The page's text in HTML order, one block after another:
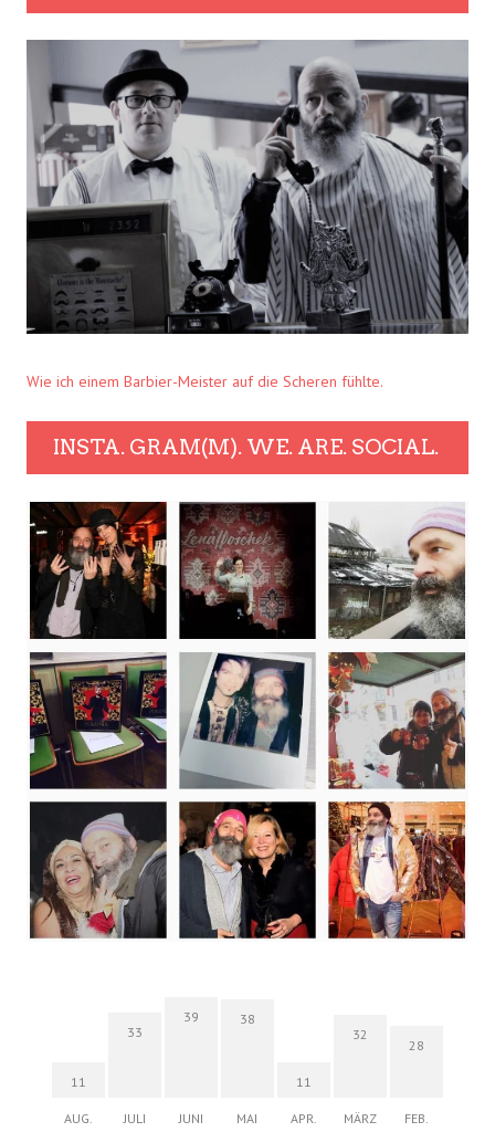
Wie ich einem Barbier-Meister auf die Scheren fühlte.
INSTA. GRAM(M). WE. ARE. SOCIAL.
11
AUG.
33
JULI
39
JUNI
38
MAI
11
APR.
32
MÄRZ
28
FEB.